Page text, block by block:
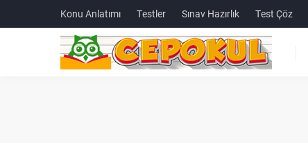
Konu Anlatımı Testler Sınav Hazırlık Test Çöz